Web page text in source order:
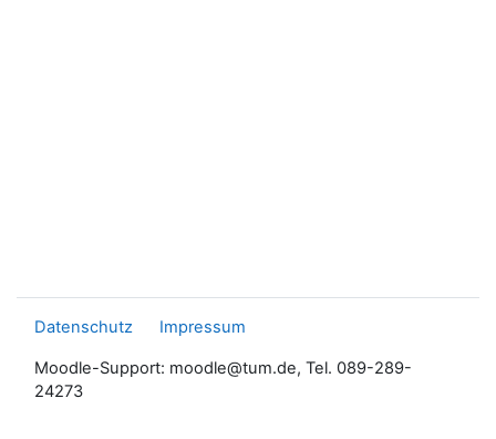
Datenschutz Impressum
Moodle-Support: moodle@tum.de, Tel. 089-289-
24273